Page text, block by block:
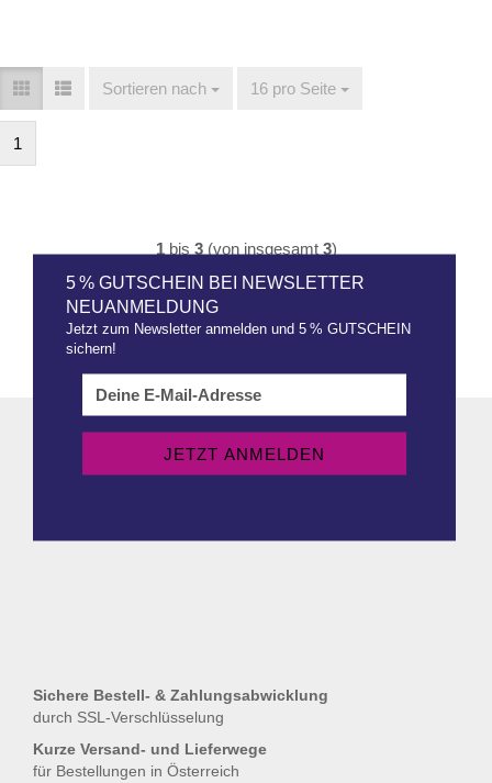
Sortieren nach
Sortieren nach 16 pro Seite
pro Seite
1
1bis 3(von insgesamt 3)
5 % GUTSCHEIN BEI NEWSLETTER
NEUANMELDUNG
Jetzt zum Newsletter anmelden und 5 % GUTSCHEIN
sichern!
Sichere Bestell- & Zahlungsabwicklung
durch SSL-Verschlüsselung
Kurze Versand- und Lieferwege
für Bestellungen in Österreich